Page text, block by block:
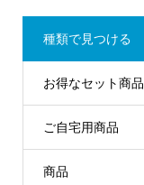
種類で見つける
お得なセット商品
ご自宅用商品
商品